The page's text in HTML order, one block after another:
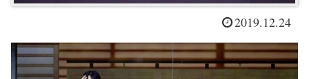
2019.12.24